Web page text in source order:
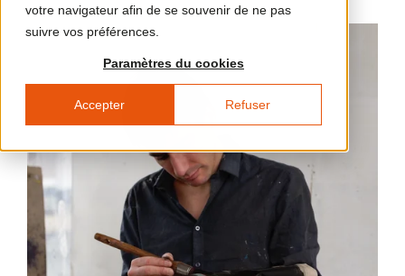
votre navigateur afin de se souvenir de ne pas
suivre vos préférences.
Paramètres du cookies
Accepter Refuser